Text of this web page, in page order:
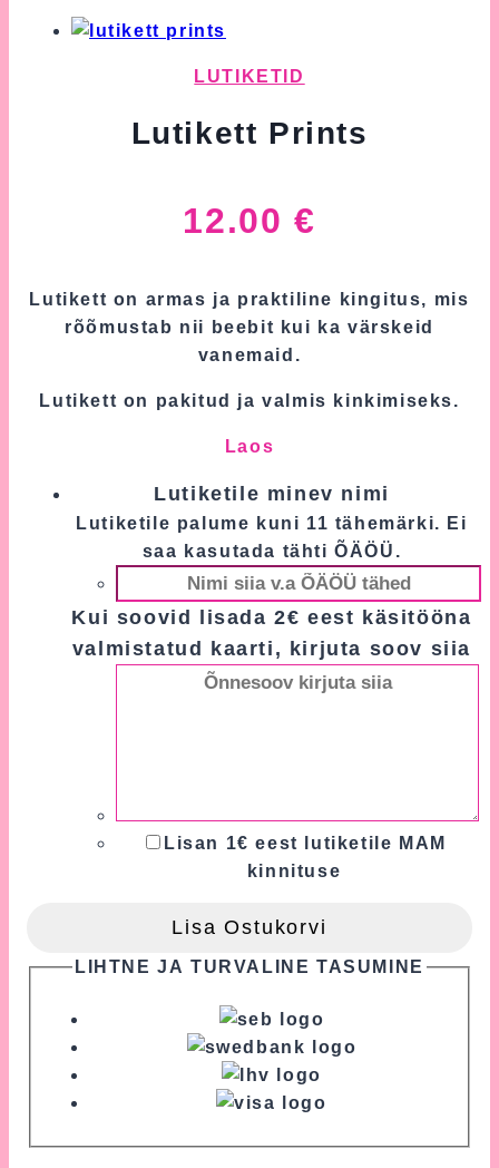
LUTIKETID
Lutikett Prints
12.00 €
Lutikett on armas ja praktiline kingitus, mis
rõõmustab nii beebit kui ka värskeid
vanemaid.
Lutikett on pakitud ja valmis kinkimiseks.
Laos
Lutiketile minev nimi
Lutiketile palume kuni 11 tähemärki. Ei
saa kasutada tähti ÕÄÖÜ.
Kui soovid lisada 2€ eest käsitööna
valmistatud kaarti, kirjuta soov siia
Lisan 1€ eest lutiketile MAM
kinnituse
Lisa Ostukorvi
LIHTNE JA TURVALINE TASUMINE